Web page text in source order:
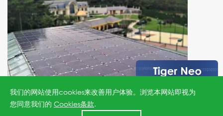
我们的网站使用cookies来改善用户体验。浏览本网站即视为
您同意我们的 Cookies条款.